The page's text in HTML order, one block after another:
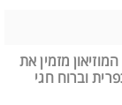
מזמין את
וברוח חגי